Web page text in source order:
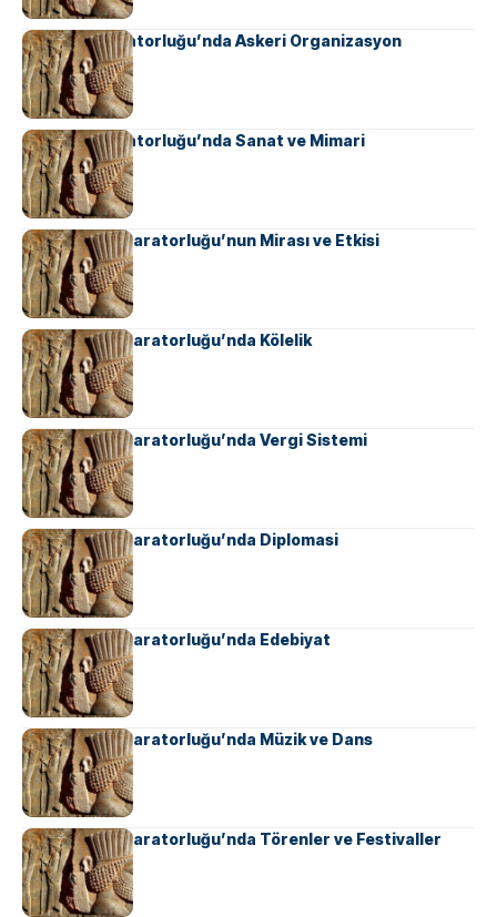
Sasani İmparatorluğu’nda Askeri Organizasyon
Sasani İmparatorluğu’nda Sanat ve Mimari
Ahameniş İmparatorluğu’nun Mirası ve Etkisi
Ahameniş İmparatorluğu’nda Kölelik
Ahameniş İmparatorluğu’nda Vergi Sistemi
Ahameniş İmparatorluğu’nda Diplomasi
Ahameniş İmparatorluğu’nda Edebiyat
Ahameniş İmparatorluğu’nda Müzik ve Dans
Ahameniş İmparatorluğu’nda Törenler ve Festivaller